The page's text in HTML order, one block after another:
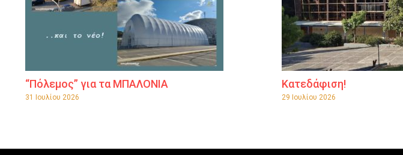
“Πόλεμος” για τα ΜΠΑΛΟΝΙΑ
31 Ιουλίου 2026
Κατεδάφιση!
29 Ιουλίου 2026